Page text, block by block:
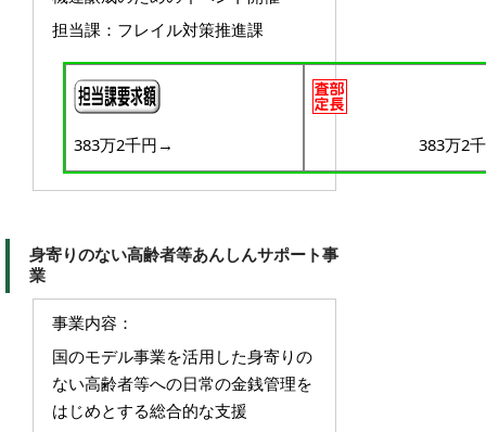
担当課：フレイル対策推進課
383万2千円→ 383万2
身寄りのない高齢者等あんしんサポート事
業
事業内容：
国のモデル事業を活用した身寄りの
ない高齢者等への日常の金銭管理を
はじめとする総合的な支援